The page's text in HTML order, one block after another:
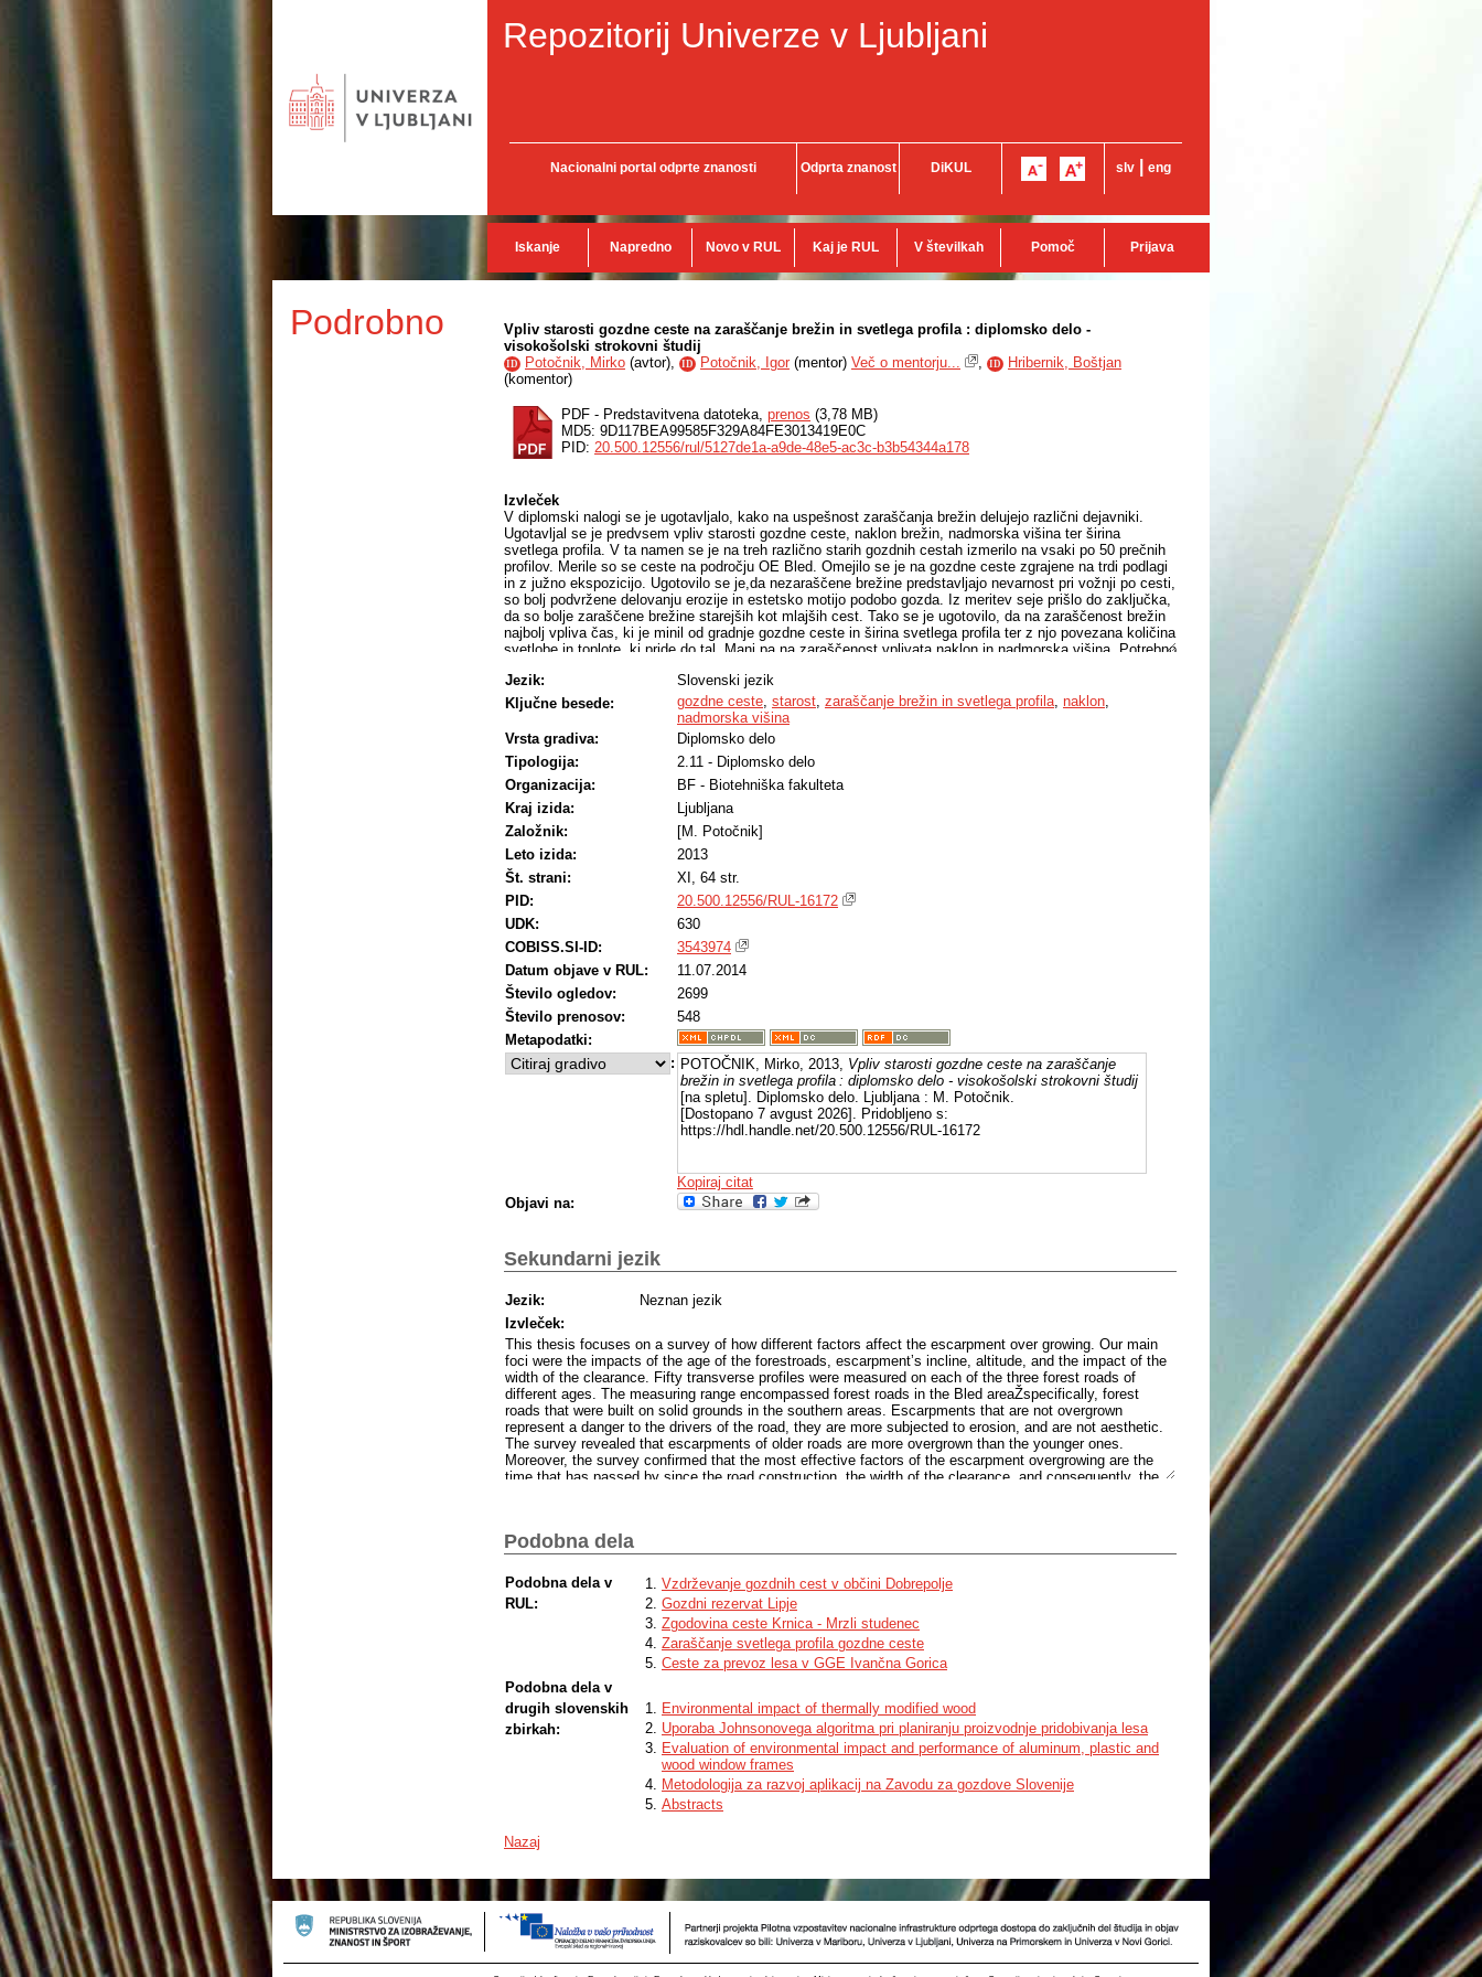
Repozitorij Univerze v Ljubljani
Nacionalni portal odprte znanosti Odprta znanost DiKUL slv eng
Iskanje Napredno Novo v RUL Kaj je RUL V številkah Pomoč Prijava
Podrobno
Vpliv starosti gozdne ceste na zaraščanje brežin in svetlega profila : diplomsko delo -
visokošolski strokovni študij
ID Potočnik, Mirko (avtor), ID Potočnik, Igor (mentor) Več o mentorju... , ID
Hribernik, Boštjan
(komentor)
PDF - Predstavitvena datoteka, prenos (3,78 MB)
MD5: 9D117BEA99585F329A84FE3013419E0C
PID: 20.500.12556/rul/5127de1a-a9de-48e5-ac3c-b3b54344a178
Izvleček
V diplomski nalogi se je ugotavljalo, kako na uspešnost zaraščanja brežin delujejo različni dejavniki.
Ugotavljal se je predvsem vpliv starosti gozdne ceste, naklon brežin, nadmorska višina ter širina
svetlega profila. V ta namen se je na treh različno starih gozdnih cestah izmerilo na vsaki po 50 prečnih
profilov. Merile so se ceste na področju OE Bled. Omejilo se je na gozdne ceste zgrajene na trdi podlagi
in z južno ekspozicijo. Ugotovilo se je,da nezaraščene brežine predstavljajo nevarnost pri vožnji po cesti,
so bolj podvržene delovanju erozije in estetsko motijo podobo gozda. Iz meritev seje prišlo do zaključka,
da so bolje zaraščene brežine starejših kot mlajših cest. Tako se je ugotovilo, da na zaraščenost brežin
najbolj vpliva čas, ki je minil od gradnje gozdne ceste in širina svetlega profila ter z njo povezana količina
svetlobe in toplote, ki pride do tal. Manj pa na zaraščenost vplivata naklon in nadmorska višina. Potrebno
dejavnikov.
Jezik:
Slovenski jezik
Ključne besede:
gozdne ceste, starost, zaraščanje brežin in svetlega profila, naklon,
nadmorska višina
Vrsta gradiva:
Diplomsko delo
Tipologija:
2.11 - Diplomsko delo
Organizacija:
BF - Biotehniška fakulteta
Kraj izida:
Ljubljana
Založnik:
[M. Potočnik]
Leto izida:
2013
Št. strani:
XI, 64 str.
PID:
20.500.12556/RUL-16172
UDK:
630
COBISS.SI-ID:
3543974
Datum objave v RUL:
11.07.2014
Število ogledov:
2699
Število prenosov:
548
Metapodatki:
: POTOČNIK, Mirko, 2013, Vpliv starosti gozdne ceste na zaraščanje
brežin in svetlega profila : diplomsko delo - visokošolski strokovni študij
[na spletu]. Diplomsko delo. Ljubljana : M. Potočnik.
[Dostopano 7 avgust 2026]. Pridobljeno s:
https://hdl.handle.net/20.500.12556/RUL-16172
Kopiraj citat
Objavi na:
Sekundarni jezik
Jezik:
Neznan jezik
Izvleček:
This thesis focuses on a survey of how different factors affect the escarpment over growing. Our main
foci were the impacts of the age of the forestroads, escarpmentʼs incline, altitude, and the impact of the
width of the clearance. Fifty transverse profiles were measured on each of the three forest roads of
different ages. The measuring range encompassed forest roads in the Bled areaŽspecifically, forest
roads that were built on solid grounds in the southern areas. Escarpments that are not overgrown
represent a danger to the drivers of the road, they are more subjected to erosion, and are not aesthetic.
The survey revealed that escarpments of older roads are more overgrown than the younger ones.
Moreover, the survey confirmed that the most effective factors of the escarpment overgrowing are the
time that has passed by since the road construction, the width of the clearance, and consequently, the
Podobna dela
Podobna dela v
RUL:
Vzdrževanje gozdnih cest v občini Dobrepolje
Gozdni rezervat Lipje
Zgodovina ceste Krnica - Mrzli studenec
Zaraščanje svetlega profila gozdne ceste
Ceste za prevoz lesa v GGE Ivančna Gorica
Podobna dela v
drugih slovenskih
zbirkah:
Environmental impact of thermally modified wood
Uporaba Johnsonovega algoritma pri planiranju proizvodnje pridobivanja lesa
Evaluation of environmental impact and performance of aluminum, plastic and
wood window frames
Metodologija za razvoj aplikacij na Zavodu za gozdove Slovenije
Abstracts
Nazaj